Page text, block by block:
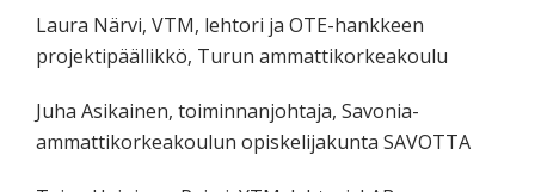
Laura Närvi, VTM, lehtori ja OTE-hankkeen
projektipäällikkö, Turun ammattikorkeakoulu
Juha Asikainen, toiminnanjohtaja, Savonia-
ammattikorkeakoulun opiskelijakunta SAVOTTA